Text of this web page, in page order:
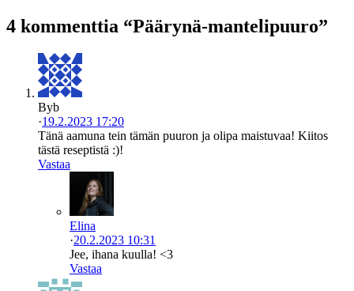
4 kommenttia “Päärynä-mantelipuuro”
Byb
·19.2.2023 17:20
Tänä aamuna tein tämän puuron ja olipa maistuvaa! Kiitos
tästä reseptistä :)!
Vastaa
Elina
·20.2.2023 10:31
Jee, ihana kuulla! <3
Vastaa